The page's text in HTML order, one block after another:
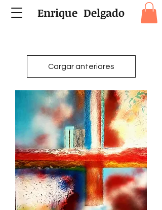
Enrique Delgado
Cargar anteriores